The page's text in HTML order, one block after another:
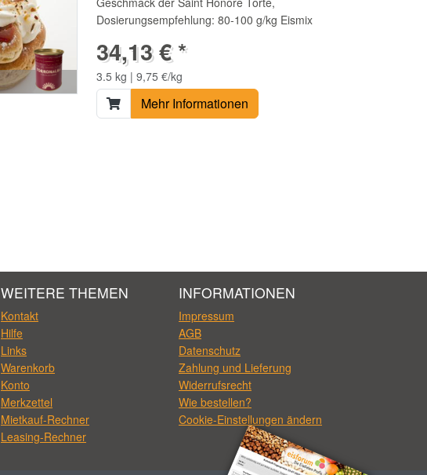
Dosierungsempfehlung: 80-100 g/kg Eismix
34,13 € *
3.5 kg | 9,75 €/kg
Mehr Informationen
WEITERE THEMEN
Kontakt
Hilfe
Links
Warenkorb
Konto
Merkzettel
Mietkauf-Rechner
Leasing-Rechner
INFORMATIONEN
Impressum
AGB
Datenschutz
Zahlung und Lieferung
Widerrufsrecht
Wie bestellen?
Cookie-Einstellungen ändern